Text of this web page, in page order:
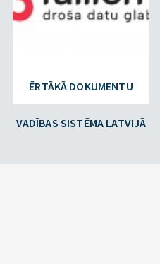
ĒRTĀKĀ DOKUMENTU
VADĪBAS SISTĒMA LATVIJĀ